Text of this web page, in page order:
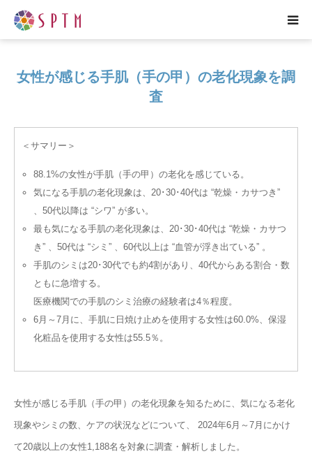
女性が感じる手肌（手の甲）の老化現象を調
査
＜サマリー＞
88.1%の女性が手肌（手の甲）の老化を感じている。
気になる手肌の老化現象は、20･30･40代は “乾燥・カサつき”
、50代以降は “シワ” が多い。
最も気になる手肌の老化現象は、20･30･40代は “乾燥・カサつ
き” 、50代は “シミ” 、60代以上は “血管が浮き出ている” 。
手肌のシミは20･30代でも約4割があり、40代からある割合・数
ともに急増する。
医療機関での手肌のシミ治療の経験者は4％程度。
6月～7月に、手肌に日焼け止めを使用する女性は60.0%、保湿
化粧品を使用する女性は55.5％。
女性が感じる手肌（手の甲）の老化現象を知るために、気になる老化
現象やシミの数、ケアの状況などについて、 2024年6月～7月にかけ
て20歳以上の女性1,188名を対象に調査・解析しました。
事業紹介
プレスリリース
ENGLISH